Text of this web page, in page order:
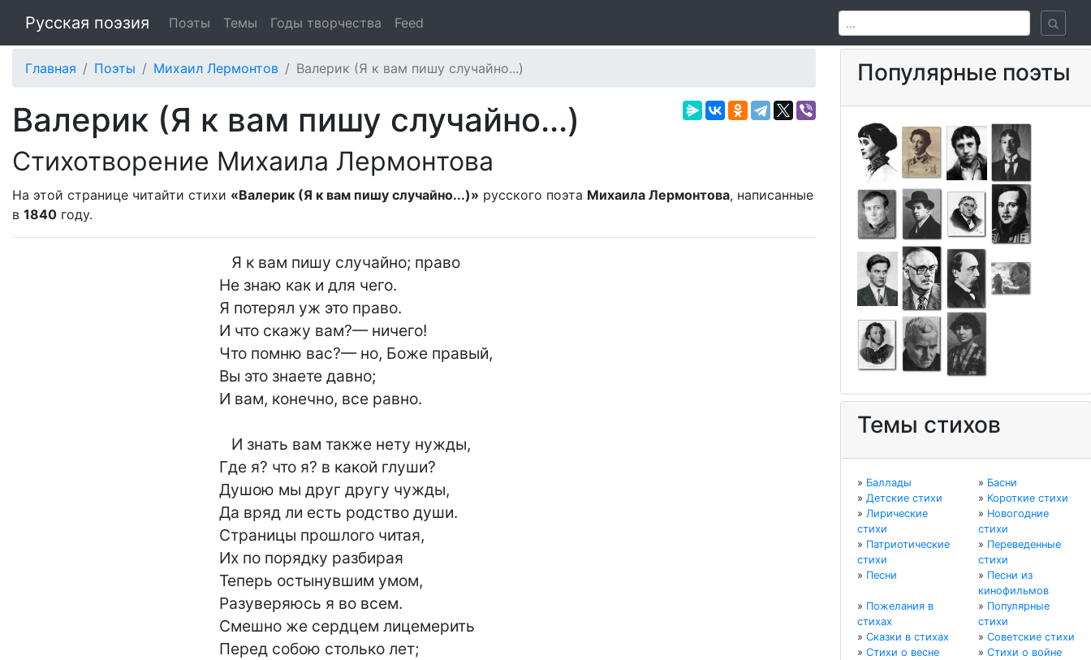
Русская поэзия Поэты Темы Годы творчества Feed
Главная Поэты Михаил Лермонтов Валерик (Я к вам пишу случайно...)
Валерик (Я к вам пишу случайно...)
Стихотворение Михаила Лермонтова
На этой странице читайти стихи «Валерик (Я к вам пишу случайно...)» русского поэта Михаила Лермонтова, написанные
в 1840 году.
Не знаю как и для чего.
Я потерял уж это право.
И что скажу вам?— ничего!
Что помню вас?— но, Боже правый,
Вы это знаете давно;
И вам, конечно, все равно.
Где я? что я? в какой глуши?
Душою мы друг другу чужды,
Да вряд ли есть родство души.
Страницы прошлого читая,
Их по порядку разбирая
Теперь остынувшим умом,
Разуверяюсь я во всем.
Смешно же сердцем лицемерить
Перед собою столько лет;
Популярные поэты
Темы стихов
» Баллады » Басни
» Детские стихи » Короткие стихи
» Лирические
стихи
» Новогодние
стихи
» Патриотические
стихи
» Переведенные
стихи
» Песни » Песни из
кинофильмов
» Пожелания в
стихах
» Популярные
стихи
» Сказки в стихах » Советские стихи
» Стихи о весне » Стихи о войне